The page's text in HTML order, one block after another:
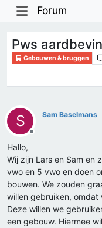
Forum
Pws
Gebouwen & bruggen
S
Offline
Sam Baselmans
Hallo,
Wij zijn Lars en Sam en
vwo en 5 vwo en doen
bouwen. We zouden
willen gebruiken, omdat
Deze willen we
een gebouw. Hiermee